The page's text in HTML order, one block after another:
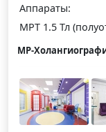
Аппараты:
МРТ 1.5 Тл
МР-